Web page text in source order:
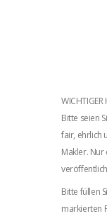
WICHTIGER
Bitte seien
fair, ehrlich
Makler.
Bitte füllen
markierten